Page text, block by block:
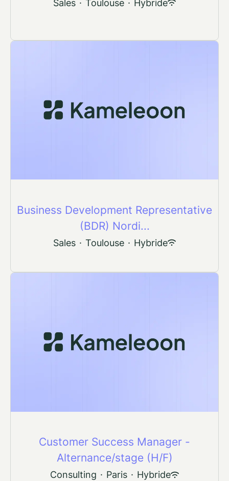
Sales · Toulouse · Hybride
Business Development Representative
(BDR) Nordi...
Sales · Toulouse · Hybride
Customer Success Manager -
Alternance/stage (H/F)
Consulting · Paris · Hybride